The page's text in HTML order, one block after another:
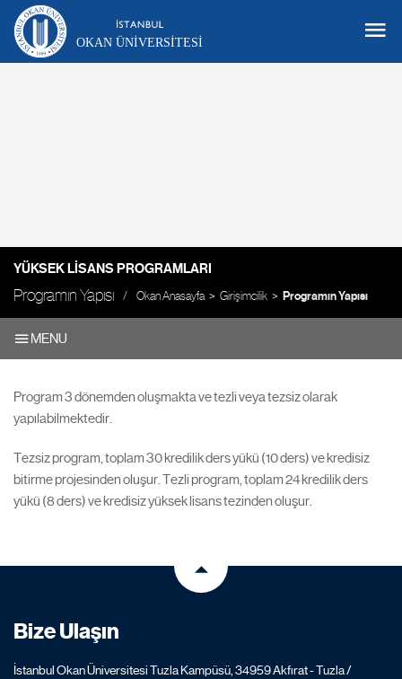
OKAN ÜNIVERSITESI
YÜKSEK LISANS PROGRAMLARI
Programın Yapısı Okan Anasayfa Girişimcilik Programın Yapısı
MENU
Program 3 dönemden oluşmakta ve tezli veya tezsiz olarak
yapılabilmektedir.
Tezsiz program, toplam 30 kredilik ders yükü (10 ders) ve kredisiz
bitirme projesinden oluşur. Tezli program, toplam 24 kredilik ders
yükü (8 ders) ve kredisiz yüksek lisans tezinden oluşur.
Bize Ulaşın
İstanbul Okan Üniversitesi Tuzla Kampüsü, 34959 Akfırat - Tuzla /